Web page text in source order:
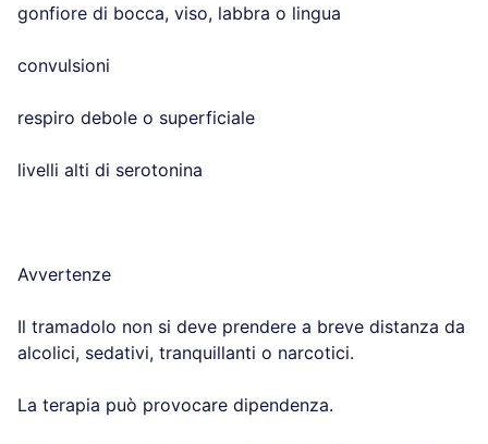
gonfiore di bocca, viso, labbra o lingua
convulsioni
respiro debole o superficiale
livelli alti di serotonina
Avvertenze
Il tramadolo non si deve prendere a breve distanza da
alcolici, sedativi, tranquillanti o narcotici.
La terapia può provocare dipendenza.